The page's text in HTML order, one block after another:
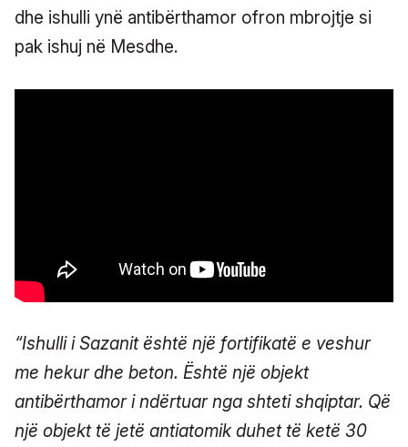
dhe ishulli ynë antibërthamor ofron mbrojtje si
pak ishuj në Mesdhe.
“Ishulli i Sazanit është një fortifikatë e veshur
me hekur dhe beton. Është një objekt
antibërthamor i ndërtuar nga shteti shqiptar. Që
një objekt të jetë antiatomik duhet të ketë 30